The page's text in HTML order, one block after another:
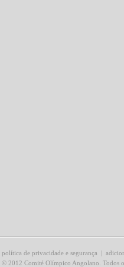
política de privacidade e segurança |
© 2012 Comité Olímpico Angolano. Todos